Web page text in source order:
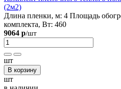
(2м2)
Длина пленки, м: 4 Площадь
комплекта, Вт: 460
9064 р/шт
шт
В корзину
шт